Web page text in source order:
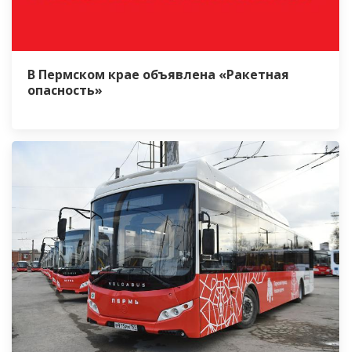
В Пермском крае объявлена «Ракетная
опасность»